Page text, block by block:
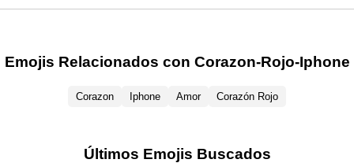
Emojis Relacionados con Corazon-Rojo-Iphone
Corazon Iphone Amor Corazón Rojo
Últimos Emojis Buscados